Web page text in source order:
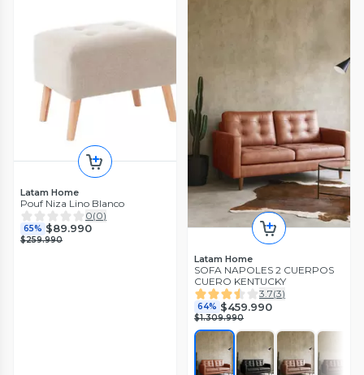
Latam Home
Pouf Niza Lino Blanco
0(0)
65% $89.990
$259.990
Latam Home
SOFA NAPOLES 2 CUERPOS
CUERO KENTUCKY
3.7(3)
64% $459.990
$1.309.990